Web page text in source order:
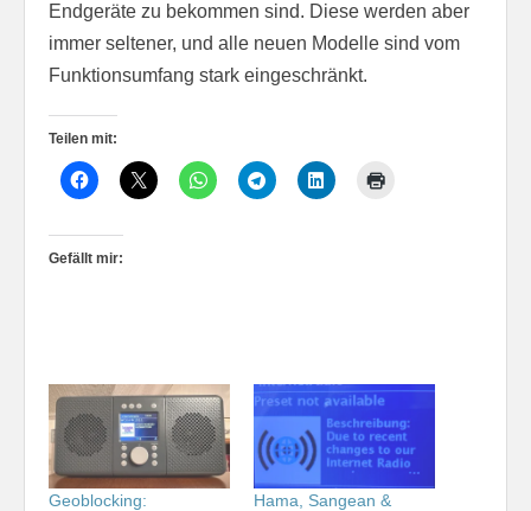
Endgeräte zu bekommen sind. Diese werden aber
immer seltener, und alle neuen Modelle sind vom
Funktionsumfang stark eingeschränkt.
Teilen mit:
Gefällt mir:
Geoblocking:
Hama, Sangean &